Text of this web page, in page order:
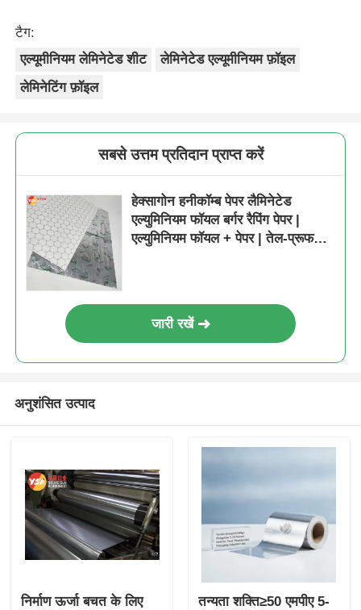
टैग:
एल्यूमीनियम लेमिनेटेड शीट
लेमिनेटेड एल्यूमीनियम फ़ॉइल
लेमिनेटिंग फ़ॉइल
सबसे उत्तम प्रतिदान प्राप्त करें
हेक्सागोन हनीकॉम्ब पेपर लैमिनेटेड
एल्युमिनियम फॉयल बर्गर रैपिंग पेपर |
एल्युमिनियम फॉयल + पेपर | तेल-प्रूफ
जारी रखें
अनुशंसित उत्पाद
निर्माण ऊर्जा बचत के लिए
तन्यता शक्ति≥50 एमपीए 5-